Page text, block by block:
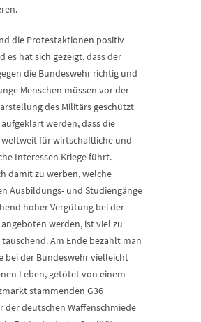
die Protestaktionen positiv
es hat sich gezeigt, dass der
die Bundeswehr richtig und
Menschen müssen vor der
des Militärs geschützt
werden, dass die
für wirtschaftliche und
Interessen Kriege führt.
damit zu werben, welche
Ausbildungs- und Studiengänge
hoher Vergütung bei der
werden, ist viel zu
Am Ende bezahlt man
bei der Bundeswehr vielleicht
Leben, getötet von einem
stammenden G36
der deutschen Waffenschmiede